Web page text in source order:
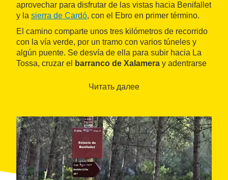
aprovechar para disfrutar de las vistas hacia Benifallet
y la sierra de Cardó, con el Ebro en primer término.
El camino comparte unos tres kilómetros de recorrido
con la vía verde, por un tramo con varios túneles y
algún puente. Se desvía de ella para subir hacia La
Tossa, cruzar el
barranco de Xalamera y adentrarse
paréntesis, pero continúa mientras cruza la N-230 y
ascenso se acaba en elcollado de Roig, el punto
más alto de la etapa con sus casi 380 metros.
El último tramo del recorrido, todo por pista, baja por
elvalle de Vinyes
y permite empezar a disfrutar de
las vistas de los contrafuertes de Els Ports hasta
llegar aPaüls, final de la etapa.
Читать далее